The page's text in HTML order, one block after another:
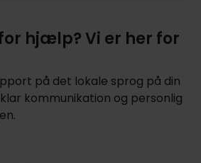
hjælp? Vi er her for
på det lokale sprog på din
kommunikation og personlig